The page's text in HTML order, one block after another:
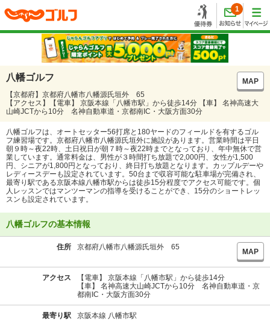
1
八幡ゴルフ
MAP
【京都府】京都府八幡市八幡源氏垣外 65
【アクセス】【電車】 京阪本線「八幡市駅」から徒歩14分 【車】 名神高速大
山崎JCTから10分 名神自動車道・京都南IC・大阪方面30分
八幡ゴルフは、オートセッター56打席と180ヤードのフィールドを有するゴル
フ練習場です。京都府八幡市八幡源氏垣外に施設があります。営業時間は平日
朝９時～夜22時、土日祝日が朝７時～夜22時までとなっており、年中無休で営
業しています。通常料金は、男性が３時間打ち放題で2,000円、女性が1,500
円、シニアが1,800円となっており、終日打ち放題となります。カップルデーや
レディースデーも設定されています。50台まで収容可能な駐車場が完備され、
最寄り駅である京阪本線八幡市駅からは徒歩15分程度でアクセス可能です。個
人レッスンではマンツーマンの指導を受けることができ、15分のショートレッ
スンも設定されています。
八幡ゴルフの基本情報
住所 京都府八幡市八幡源氏垣外 65
MAP
アクセス
【電車】 京阪本線「八幡市駅」から徒歩14分
【車】 名神高速大山崎JCTから10分 名神自動車道・京
都南IC・大阪方面30分
最寄り駅 京阪本線 八幡市駅